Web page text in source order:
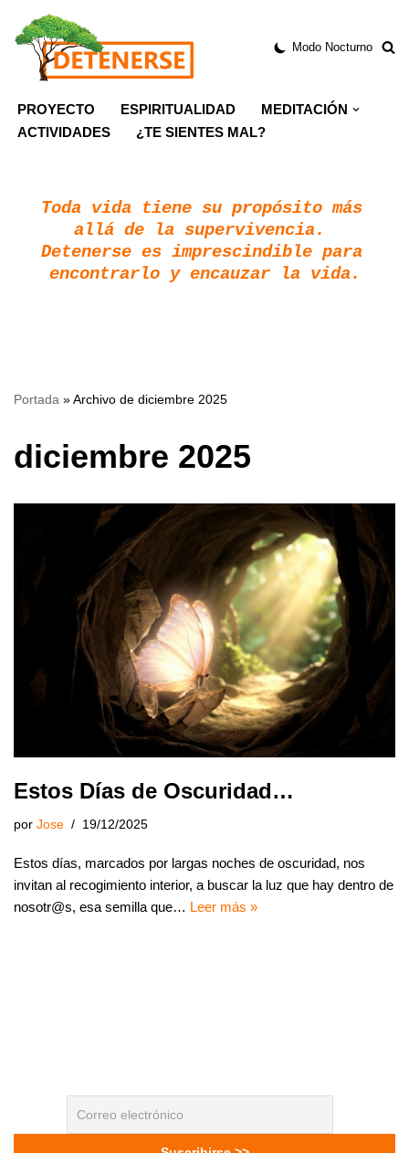
Saltar
Modo Nocturno
PROYECTO ESPIRITUALIDAD
MEDITACIÓN
ACTIVIDADES
¿TE SIENTES MAL?
Toda vida tiene su propósito más
allá de la supervivencia.
Detenerse es imprescindible para
encontrarlo y encauzar la vida.
Portada »Archivo de diciembre 2025
diciembre 2025
Estos Días de Oscuridad…
por Jose 19/12/2025
Estos días, marcados por largas noches de oscuridad, nos
invitan al recogimiento interior, a buscar la luz que hay dentro de
nosotr@s, esa semilla que… Leer más »